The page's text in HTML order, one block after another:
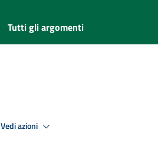
Tutti gli argomenti
Vedi azioni